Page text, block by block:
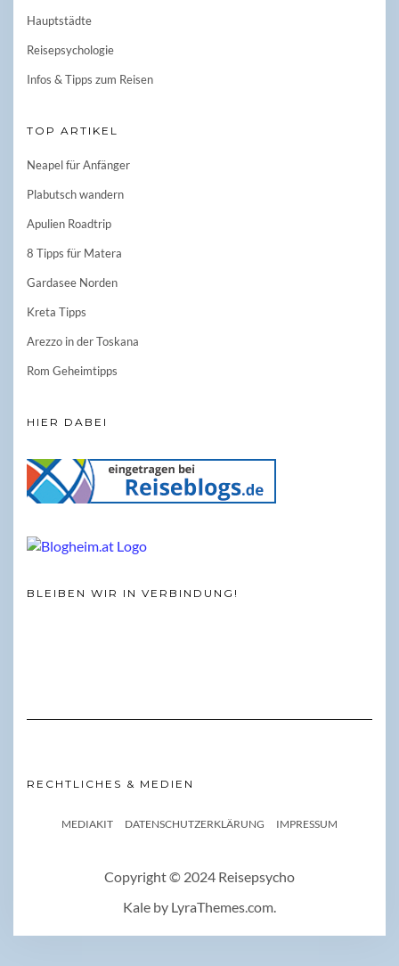
Hauptstädte
Reisepsychologie
Infos & Tipps zum Reisen
TOP ARTIKEL
Neapel für Anfänger
Plabutsch wandern
Apulien Roadtrip
8 Tipps für Matera
Gardasee Norden
Kreta Tipps
Arezzo in der Toskana
Rom Geheimtipps
HIER DABEI
BLEIBEN WIR IN VERBINDUNG!
RECHTLICHES & MEDIEN
MEDIAKIT DATENSCHUTZERKLÄRUNG IMPRESSUM
Copyright © 2024 Reisepsycho
Kale by LyraThemes.com.